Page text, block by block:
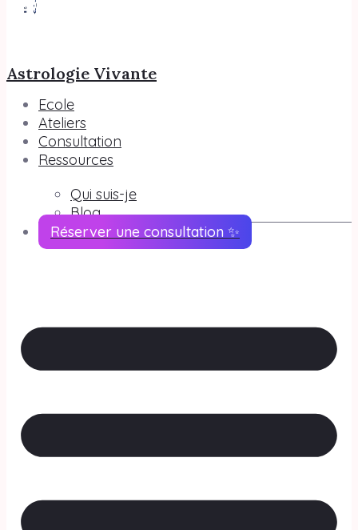
Astrologie Vivante
Ecole
Ateliers
Consultation
Ressources
Qui suis-je
Blog
Réserver une consultation ✨